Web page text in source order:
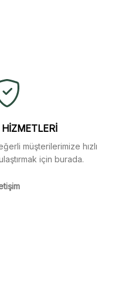
müşterilerimize hızlı
için burada.